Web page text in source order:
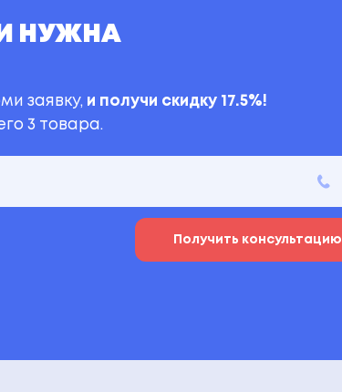
НУЖНА
заявку, и получи скидку 17.5%!
3 товара.
Получить консультацию